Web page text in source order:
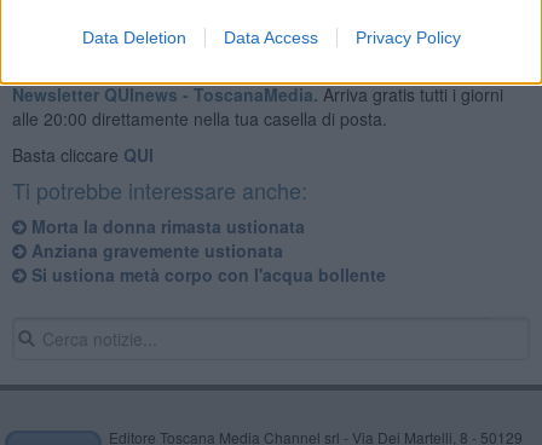
Data Deletion Data Access Privacy Policy
Newsletter QUInews - ToscanaMedia.Arriva gratis tutti i giorni
alle 20:00 direttamente nella tua casella di posta.
Basta cliccare QUI
Ti potrebbe interessare anche:
Morta la donna rimasta ustionata
Anziana gravemente ustionata
Si ustiona metà corpo con l'acqua bollente
Editore Toscana Media Channel srl - Via Dei Martelli, 8 - 50129